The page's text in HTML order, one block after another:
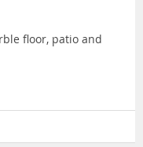
floor, patio and